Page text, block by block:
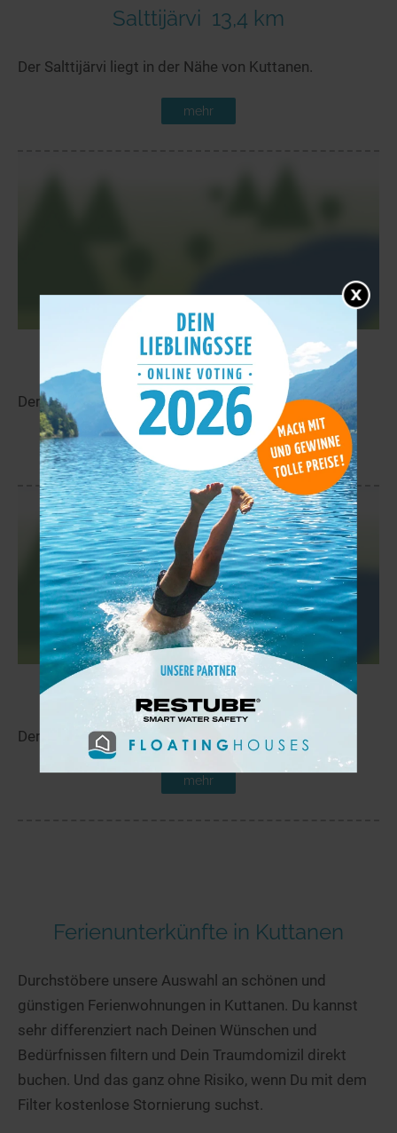
Salttijärvi 13,4 km
Der Salttijärvi liegt in der Nähe von Kuttanen.
mehr
Lompolojärvi 13,5 km
Der Lompolojärvi liegt in der Nähe von Leppäjärvi.
Kontiojärvi 13,5 km
Der Kontiojärvi liegt in der Nähe von Leppäjärvi.
mehr
Ferienunterkünfte in Kuttanen
Durchstöbere unsere Auswahl an schönen und
günstigen Ferienwohnungen in Kuttanen. Du kannst
sehr differenziert nach Deinen Wünschen und
Bedürfnissen filtern und Dein Traumdomizil direkt
buchen. Und das ganz ohne Risiko, wenn Du mit dem
Filter kostenlose Stornierung suchst.